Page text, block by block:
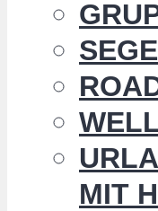
MIT